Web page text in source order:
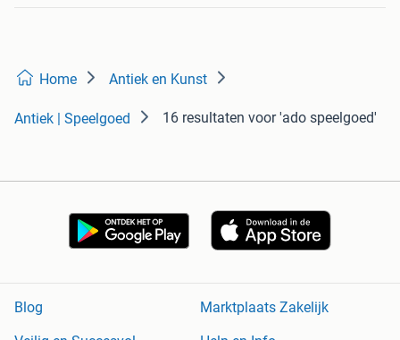
Home Antiek en Kunst
Antiek | Speelgoed 16 resultaten voor 'ado speelgoed'
Blog
Marktplaats Zakelijk